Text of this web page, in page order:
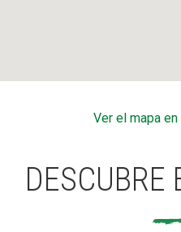
Ver el mapa
DESCUBRE